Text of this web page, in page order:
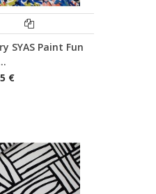
SYAS Paint Fun
€